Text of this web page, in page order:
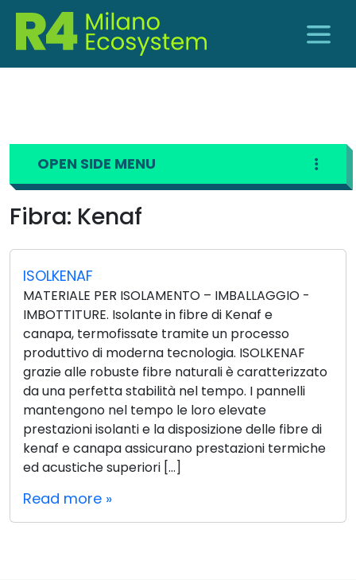
Fibra: Kenaf
ISOLKENAF
MATERIALE PER ISOLAMENTO – IMBALLAGGIO -
IMBOTTITURE. Isolante in fibre di Kenaf e
canapa, termofissate tramite un processo
produttivo di moderna tecnologia. ISOLKENAF
grazie alle robuste fibre naturali è caratterizzato
da una perfetta stabilità nel tempo. I pannelli
mantengono nel tempo le loro elevate
prestazioni isolanti e la disposizione delle fibre di
kenaf e canapa assicurano prestazioni termiche
ed acustiche superiori […]
Read more »
OPEN SIDE MENU